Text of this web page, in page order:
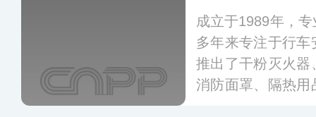
成立于1989年，
多年来专注于行
推出了干粉灭火
消防面罩、隔热